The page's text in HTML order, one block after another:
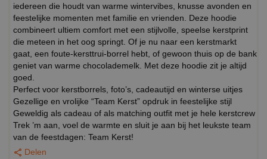
iedereen die houdt van warme wintervibes, knusse avonden en
feestelijke momenten met familie en vrienden. Deze hoodie
combineert ultiem comfort met een stijlvolle, speelse kerstprint
die meteen in het oog springt. Of je nu naar een kerstmarkt
gaat, een foute-kersttrui-borrel hebt, of gewoon thuis op de bank
geniet van warme chocolademelk. Met deze hoodie zit je altijd
goed.
Perfect voor kerstborrels, foto’s, cadeautijd en winterse uitjes
Gezellige en vrolijke “Team Kerst” opdruk in feestelijke stijl
Geweldig als cadeau of als matching outfit met je hele kerstcrew
Trek ’m aan, voel de warmte en sluit je aan bij het leukste team
van de feestdagen: Team Kerst!
Delen